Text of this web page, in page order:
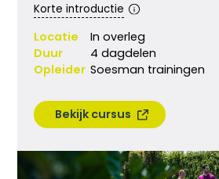
Korte introductie
Locatie
In overleg
Duur
4 dagdelen
Opleider Soesman trainingen
Bekijk cursus